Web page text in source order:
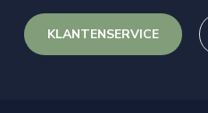
KLANTENSERVICE